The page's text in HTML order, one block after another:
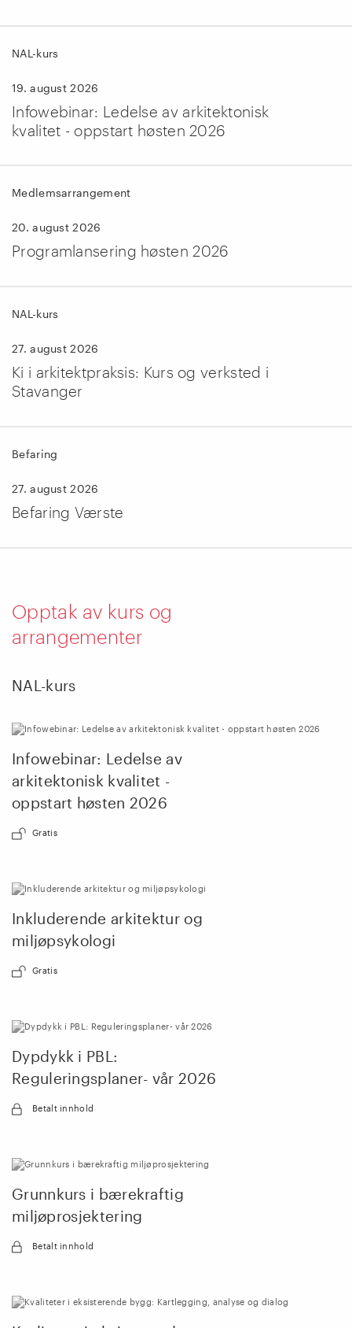
NAL-kurs
19. august 2026
Infowebinar: Ledelse av arkitektonisk
kvalitet - oppstart høsten 2026
Medlemsarrangement
20. august 2026
Programlansering høsten 2026
NAL-kurs
27. august 2026
Ki i arkitektpraksis: Kurs og verksted i
Stavanger
Befaring
27. august 2026
Befaring Værste
Opptak av kurs og
arrangementer
NAL-kurs
Infowebinar: Ledelse av
arkitektonisk kvalitet -
oppstart høsten 2026
Gratis
Inkluderende arkitektur og
miljøpsykologi
Gratis
Dypdykk i PBL:
Reguleringsplaner- vår 2026
Betalt innhold
Grunnkurs i bærekraftig
miljøprosjektering
Betalt innhold